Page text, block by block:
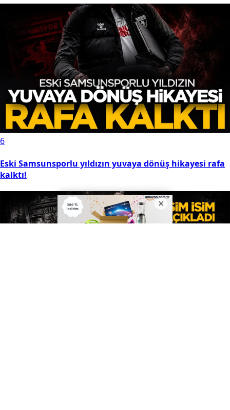
6
Eski Samsunsporlu yıldızın yuvaya dönüş hikayesi rafa
kalktı!